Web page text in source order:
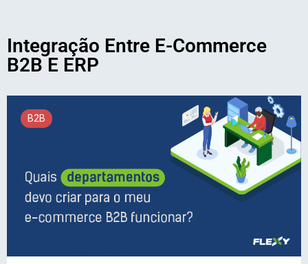
Integração Entre E-Commerce
B2B E ERP
B2B